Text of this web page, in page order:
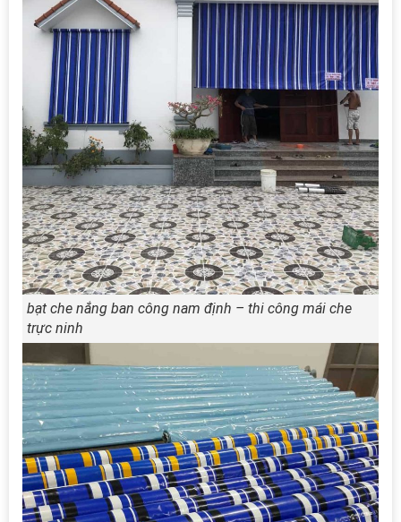
bạt che nắng ban công nam định – thi công mái che
trực ninh